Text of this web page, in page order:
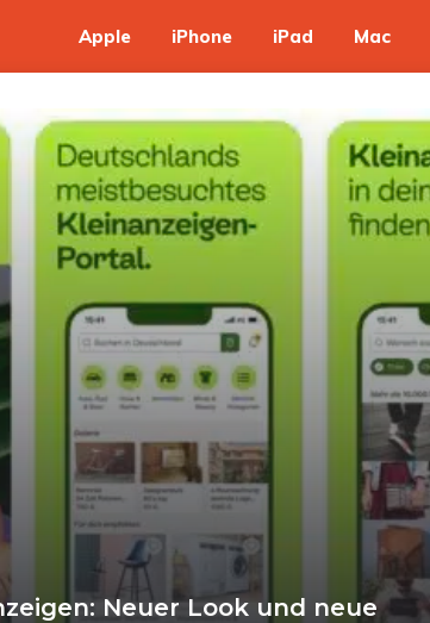
Apple iPhone iPad Mac
Neuer Look und neue